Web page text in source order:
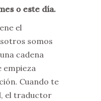
o este día.
el
somos
cadena
empieza
Cuando te
el traductor